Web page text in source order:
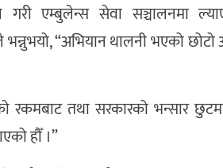
गरी एम्बुलेन्स सेवा सञ्चालनमा
भन्नुभयो, “अभियान थालनी भएको
रकमबाट तथा सरकारको भन्सार
हौँ ।”